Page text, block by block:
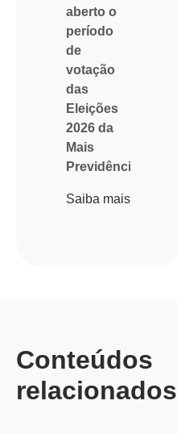
aberto o
período
de
votação
das
Eleições
2026 da
Mais
Previdência
Saiba mais
Conteúdos
relacionados